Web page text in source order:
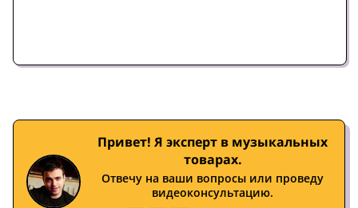
Привет! Я эксперт в музыкальных
товарах.
Отвечу на ваши вопросы или проведу
видеоконсультацию.